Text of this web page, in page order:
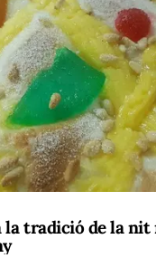
la tradició de la nit